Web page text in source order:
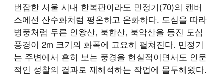
번잡한 서울 시내 한복판이라도 민정기(70)의 캔버
스에선 산수화처럼 평온하고 온화하다. 도심을 따라
병풍처럼 두른 인왕산, 북한산, 북악산을 등진 도심
풍경이 2m 크기의 화폭에 고요히 펼쳐진다. 민정기
는 주변에서 흔히 보는 풍경을 현실적이면서도 인문
적인 성찰의 결과로 재해석하는 작업에 몰두해왔다.